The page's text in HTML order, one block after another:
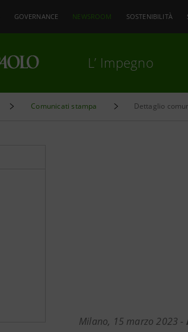
GOVERNANCE NEWSROOM SOSTENIBILITÀ
L’ Impegno
Comunicati stampa Dettaglio
Milano, 15 marzo 2023 -